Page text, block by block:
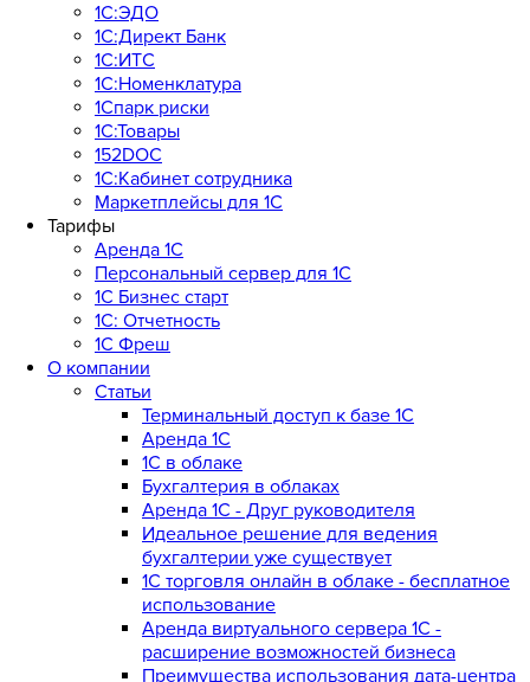
1С:ЭДО
1С:Директ Банк
1С:ИТС
1С:Номенклатура
1Спарк риски
1С:Товары
152DOC
1С:Кабинет сотрудника
Маркетплейсы для 1С
Тарифы
Аренда 1С
Персональный сервер для 1С
1С Бизнес старт
1С: Отчетность
1C Фреш
О компании
Статьи
Терминальный доступ к базе 1С
Аренда 1С
1С в облаке
Бухгалтерия в облаках
Аренда 1С - Друг руководителя
Идеальное решение для ведения
бухгалтерии уже существует
1С торговля онлайн в облаке - бесплатное
использование
Аренда виртуального сервера 1С -
расширение возможностей бизнеса
Преимущества использования дата-центра